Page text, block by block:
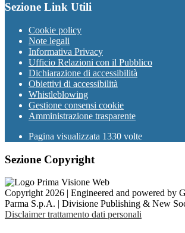
Sezione Link Utili
Cookie policy
Note legali
Informativa Privacy
Ufficio Relazioni con il Pubblico
Dichiarazione di accessibilità
Obiettivi di accessibilità
Whistleblowing
Gestione consensi cookie
Amministrazione trasparente
Pagina visualizzata 1330 volte
Sezione Copyright
Copyright 2026 | Engineered and powered by
Parma S.p.A. | Divisione Publishing & New
Disclaimer trattamento dati personali